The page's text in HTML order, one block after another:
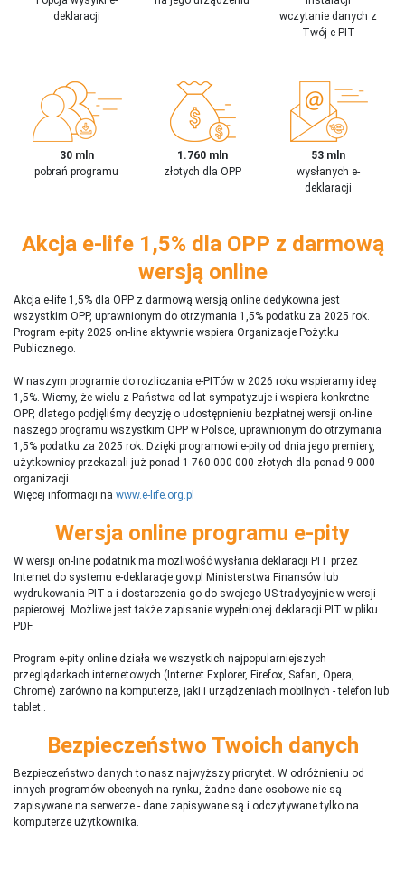
deklaracji
wczytanie danych z
Twój e-PIT
30 mln
pobrań programu
1.760 mln
złotych dla OPP
53 mln
wysłanych e-
deklaracji
Akcja e-life 1,5% dla OPP z darmową
wersją online
Akcja e-life 1,5% dla OPP z darmową wersją online dedykowna jest
wszystkim OPP, uprawnionym do otrzymania 1,5% podatku za 2025 rok.
Program e-pity 2025 on-line aktywnie wspiera Organizacje Pożytku
Publicznego.
W naszym programie do rozliczania e-PITów w 2026 roku wspieramy ideę
1,5%. Wiemy, że wielu z Państwa od lat sympatyzuje i wspiera konkretne
OPP, dlatego podjęliśmy decyzję o udostępnieniu bezpłatnej wersji on-line
naszego programu wszystkim OPP w Polsce, uprawnionym do otrzymania
1,5% podatku za 2025 rok. Dzięki programowi e-pity od dnia jego premiery,
użytkownicy przekazali już ponad 1 760 000 000 złotych dla ponad 9 000
organizacji.
Więcej informacji na www.e-life.org.pl
Wersja online programu e-pity
W wersji on-line podatnik ma możliwość wysłania deklaracji PIT przez
Internet do systemu e-deklaracje.gov.pl Ministerstwa Finansów lub
wydrukowania PIT-a i dostarczenia go do swojego US tradycyjnie w wersji
papierowej. Możliwe jest także zapisanie wypełnionej deklaracji PIT w pliku
PDF.
Program e-pity online działa we wszystkich najpopularniejszych
przeglądarkach internetowych (Internet Explorer, Firefox, Safari, Opera,
Chrome) zarówno na komputerze, jaki i urządzeniach mobilnych - telefon lub
tablet..
Bezpieczeństwo Twoich danych
Bezpieczeństwo danych to nasz najwyższy priorytet. W odróżnieniu od
innych programów obecnych na rynku, żadne dane osobowe nie są
zapisywane na serwerze - dane zapisywane są i odczytywane tylko na
komputerze użytkownika.